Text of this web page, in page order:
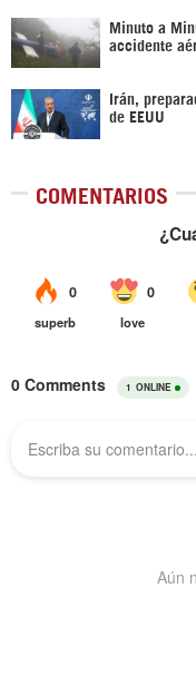
Minuto a
accidente
Irán,
de EEUU
COMENTARIOS